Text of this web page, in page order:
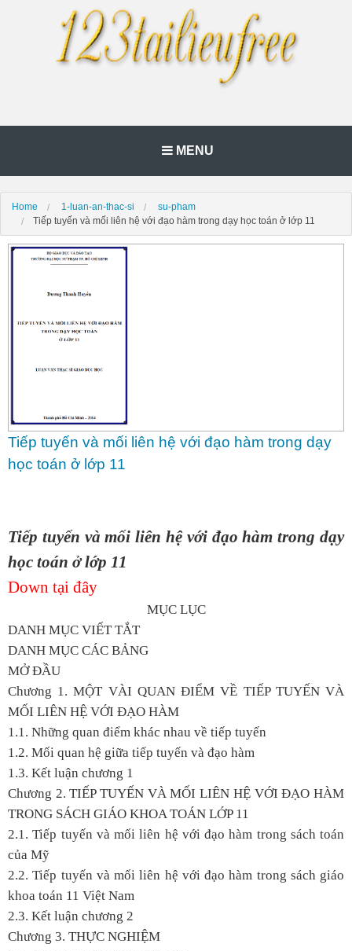
MENU
Home 1-luan-an-thac-si
su-pham
Tiếp tuyến và mối liên hệ với đạo hàm trong dạy học toán ở lớp 11
Tiếp tuyến và mối liên hệ với đạo hàm trong dạy
học toán ở lớp 11
Tiếp tuyến và mối liên hệ với đạo hàm trong dạy
học toán ở lớp 11
Down tại đây
MỤC LỤC
DANH MỤC VIẾT TẮT
DANH MỤC CÁC BẢNG
MỞ ĐẦU
Chương 1. MỘT VÀI QUAN ĐIỂM VỀ TIẾP TUYẾN VÀ
MỐI LIÊN HỆ VỚI ĐẠO HÀM
1.1. Những quan điểm khác nhau về tiếp tuyến
1.2. Mối quan hệ giữa tiếp tuyến và đạo hàm
1.3. Kết luận chương 1
Chương 2. TIẾP TUYẾN VÀ MỐI LIÊN HỆ VỚI ĐẠO HÀM
TRONG SÁCH GIÁO KHOA TOÁN LỚP 11
2.1. Tiếp tuyến và mối liên hệ với đạo hàm trong sách toán
của Mỹ
2.2. Tiếp tuyến và mối liên hệ với đạo hàm trong sách giáo
khoa toán 11 Việt Nam
2.3. Kết luận chương 2
Chương 3. THỰC NGHIỆM